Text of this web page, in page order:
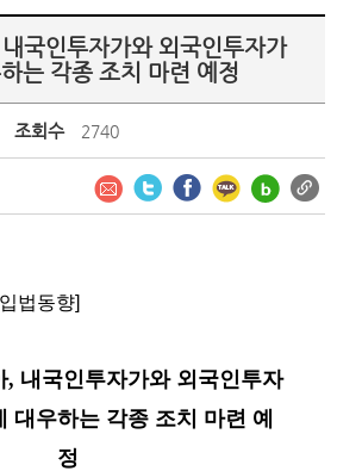
국인투자가와 외국인투자가
는 각종 조치 마련 예정
조회수 2740
법동향]
, 내국인투자가와 외국인투자
대우하는 각종 조치 마련 예
정